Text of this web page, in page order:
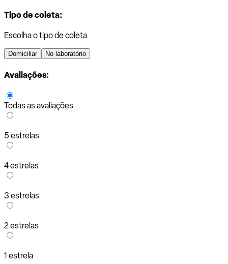
Tipo de coleta:
Escolha o tipo de coleta
Domiciliar No laboratório
Avaliações:
Todas as avaliações
5 estrelas
4 estrelas
3 estrelas
2 estrelas
1 estrela